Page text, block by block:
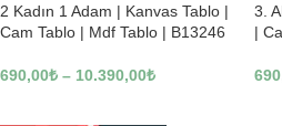
2 Kadın 1 Adam | Kanvas Tablo |
Cam Tablo | Mdf Tablo | B13246
690,00₺ – 10.390,00₺
3.
|